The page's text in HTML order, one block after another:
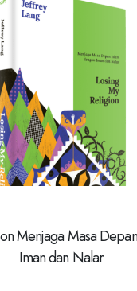
Menjaga Masa
Iman dan Nalar